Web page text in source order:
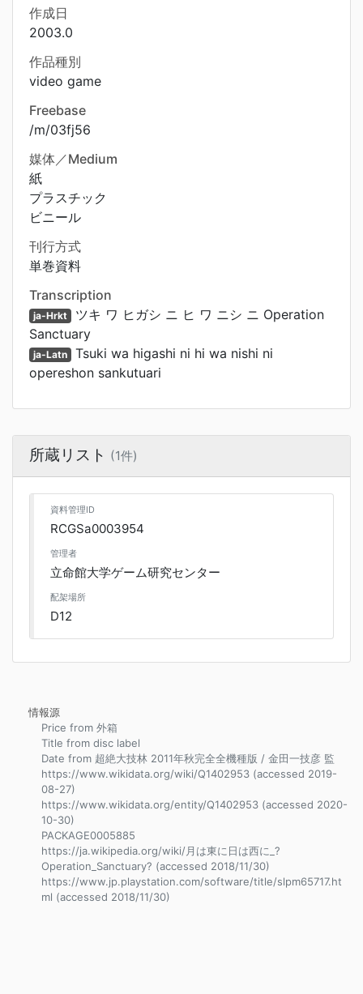
作成日
2003.0
作品種別
video game
Freebase
/m/03fj56
媒体／Medium
紙
プラスチック
ビニール
刊行方式
単巻資料
Transcription
ja-Hrkt ツキ ワ ヒガシ ニ ヒ ワ ニシ ニ Operation
Sanctuary
ja-Latn Tsuki wa higashi ni hi wa nishi ni
opereshon sankutuari
所蔵リスト (1件)
資料管理ID
RCGSa0003954
管理者
立命館大学ゲーム研究センター
配架場所
D12
情報源
Price from 外箱
Title from disc label
Date from 超絶大技林 2011年秋完全全機種版 / 金田一技彦 監
https://www.wikidata.org/wiki/Q1402953 (accessed 2019-
08-27)
https://www.wikidata.org/entity/Q1402953 (accessed 2020-
10-30)
PACKAGE0005885
https://ja.wikipedia.org/wiki/月は東に日は西に_?
Operation_Sanctuary? (accessed 2018/11/30)
https://www.jp.playstation.com/software/title/slpm65717.ht
ml (accessed 2018/11/30)